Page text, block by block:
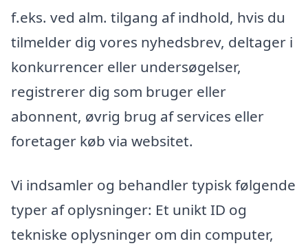
f.eks. ved alm. tilgang af indhold, hvis du
tilmelder dig vores nyhedsbrev, deltager i
konkurrencer eller undersøgelser,
registrerer dig som bruger eller
abonnent, øvrig brug af services eller
foretager køb via websitet.
Vi indsamler og behandler typisk følgende
typer af oplysninger: Et unikt ID og
tekniske oplysninger om din computer,